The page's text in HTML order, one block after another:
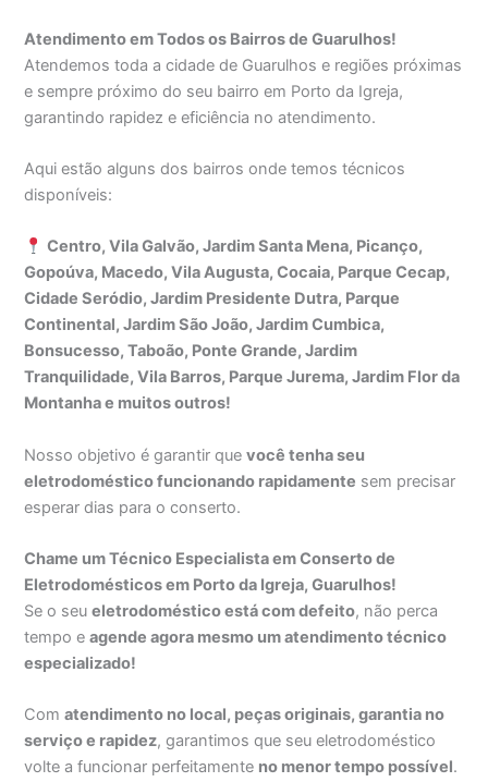
Atendimento em Todos os Bairros de Guarulhos!
Atendemos toda a cidade de Guarulhos e regiões próximas
e sempre próximo do seu bairro em Porto da Igreja,
garantindo rapidez e eficiência no atendimento.
Aqui estão alguns dos bairros onde temos técnicos
disponíveis:
Centro, Vila Galvão, Jardim Santa Mena, Picanço,
Gopoúva, Macedo, Vila Augusta, Cocaia, Parque Cecap,
Cidade Seródio, Jardim Presidente Dutra, Parque
Continental, Jardim São João, Jardim Cumbica,
Bonsucesso, Taboão, Ponte Grande, Jardim
Tranquilidade, Vila Barros, Parque Jurema, Jardim Flor da
Montanha e muitos outros!
Nosso objetivo é garantir quevocê tenha seu
eletrodoméstico funcionando rapidamente sem precisar
esperar dias para o conserto.
Chame um Técnico Especialista em Conserto de
Eletrodomésticos em Porto da Igreja, Guarulhos!
Se o seueletrodoméstico está com defeito, não perca
tempo eagende agora mesmo um atendimento técnico
especializado!
Comatendimento no local, peças originais, garantia no
serviço e rapidez, garantimos que seu eletrodoméstico
volte a funcionar perfeitamente no menor tempo possível.